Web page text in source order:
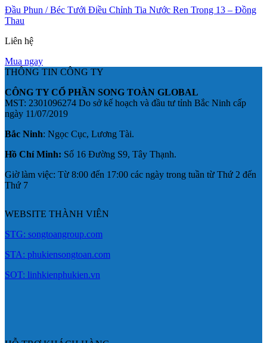
Đầu Phun / Béc Tưới Điều Chỉnh Tia Nước Ren Trong 13 – Đồng
Thau
Liên hệ
Mua ngay
THÔNG TIN CÔNG TY
CÔNG TY CỔ PHẦN SONG TOÀN GLOBAL
MST: 2301096274 Do sở kế hoạch và đầu tư tỉnh Bắc Ninh cấp
ngày 11/07/2019
Bắc Ninh: Ngọc Cục, Lương Tài.
Hồ Chí Minh: Số 16 Đường S9, Tây Thạnh.
Giờ làm việc: Từ 8:00 đến 17:00 các ngày trong tuần từ Thứ 2 đến
Thứ 7
WEBSITE THÀNH VIÊN
STG: songtoangroup.com
STA: phukiensongtoan.com
SOT: linhkienphukien.vn